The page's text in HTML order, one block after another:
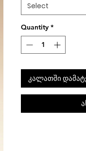
Select
Quantity *
კალათში